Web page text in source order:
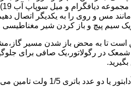
مس و روی را به یکدیگر اتصال
تا به محض باز شدن مسیر
در رگولاتور،یک صافی برای